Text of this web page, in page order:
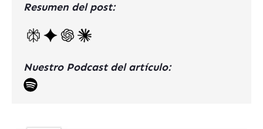
Resumen del post:
Nuestro Podcast del artículo: